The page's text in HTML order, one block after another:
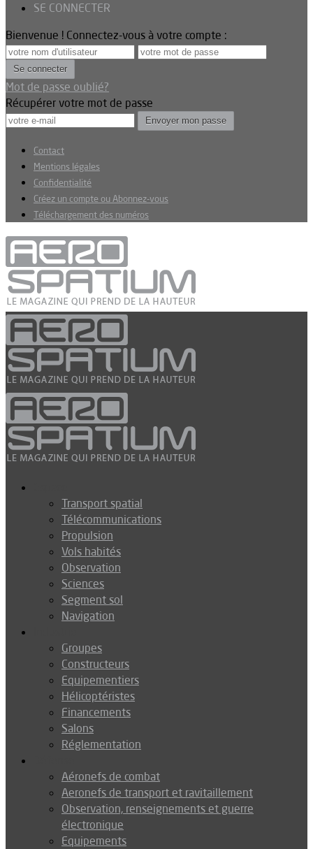
SE CONNECTER
Bienvenue ! Connectez-vous à votre compte :
Mot de passe oublié?
Récupérer votre mot de passe
Contact
Mentions légales
Confidentialité
Créez un compte ou Abonnez-vous
Téléchargement des numéros
Transport spatial
Télécommunications
Propulsion
Vols habités
Observation
Sciences
Segment sol
Navigation
Groupes
Constructeurs
Equipementiers
Hélicoptéristes
Financements
Salons
Réglementation
Aéronefs de combat
Aeronefs de transport et ravitaillement
Observation, renseignements et guerre
électronique
Equipements